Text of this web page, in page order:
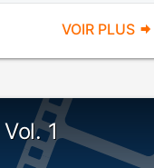
VOIR PLUS
1